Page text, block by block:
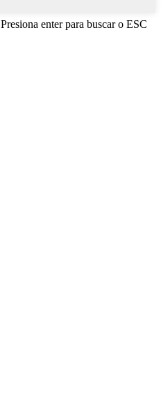
Presiona enter para buscar o ESC